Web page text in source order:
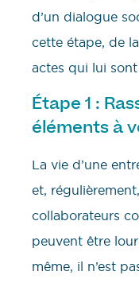
d’un dialogue
cette étape, de
actes qui lui sont
Étape 1 :
éléments à
La vie d’une
et,
collaborateurs
peuvent être
même, il n’est